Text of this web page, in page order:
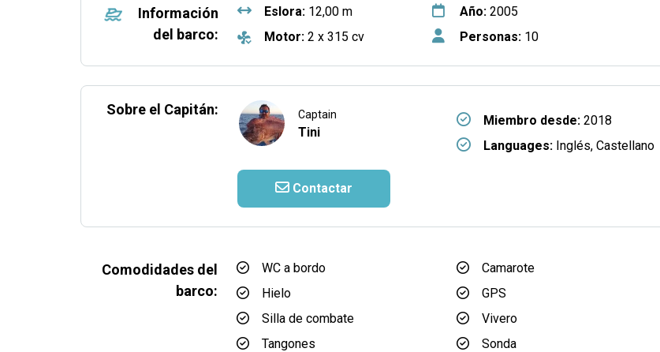
Información
del barco:
Eslora:12,00 m
Motor:2 x 315 cv
Año:2005
Personas:10
Sobre el Capitán: Captain
Tini
Contactar
Miembro desde:2018
Languages:Inglés, Castellano
Comodidades del
barco:
WC a bordo
Camarote
Hielo
GPS
Silla de combate
Vivero
Tangones
Sonda